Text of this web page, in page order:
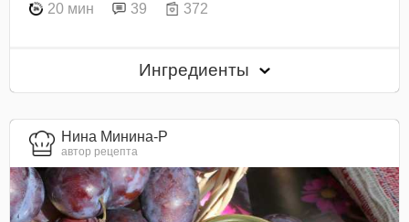
20 мин 39 372
Ингредиенты
Нина Минина-Р
автор рецепта